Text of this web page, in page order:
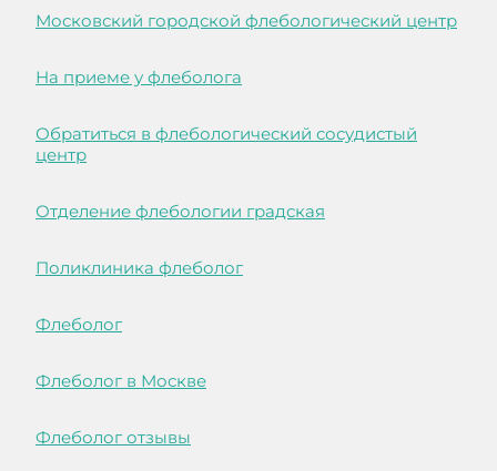
Московский городской флебологический центр
На приеме у флеболога
Обратиться в флебологический сосудистый
центр
Отделение флебологии градская
Поликлиника флеболог
Флеболог
Флеболог в Москве
Флеболог отзывы